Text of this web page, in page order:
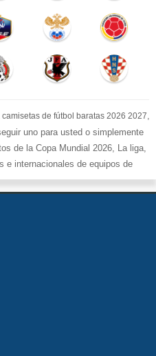
camisetas de fútbol baratas 2026 2027,
uno para usted o simplemente
de la Copa Mundial 2026, La liga,
e internacionales de equipos de
replicasen la tienda deportiva
en todas las camisetas del club
todo a los precios más bajos!